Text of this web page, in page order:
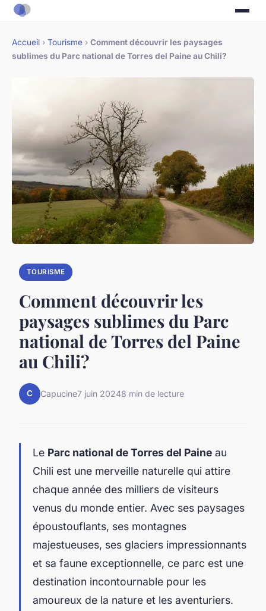
Accueil › Tourisme › Comment découvrir les paysages
sublimes du Parc national de Torres del Paine au Chili?
TOURISME
Comment découvrir les
paysages sublimes du Parc
national de Torres del Paine
au Chili?
C Capucine7 juin 20248 min de lecture
Le Parc national de Torres del Paine au
Chili est une merveille naturelle qui attire
chaque année des milliers de visiteurs
venus du monde entier. Avec ses paysages
époustouflants, ses montagnes
majestueuses, ses glaciers impressionnants
et sa faune exceptionnelle, ce parc est une
destination incontournable pour les
amoureux de la nature et les aventuriers.